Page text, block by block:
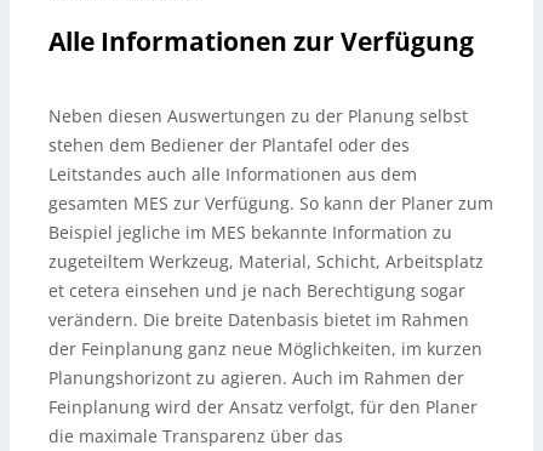
Alle Informationen zur Verfügung
Neben diesen Auswertungen zu der Planung selbst
stehen dem Bediener der Plantafel oder des
Leitstandes auch alle Informationen aus dem
gesamten MES zur Verfügung. So kann der Planer zum
Beispiel jegliche im MES bekannte Information zu
zugeteiltem Werkzeug, Material, Schicht, Arbeitsplatz
et cetera einsehen und je nach Berechtigung sogar
verändern. Die breite Datenbasis bietet im Rahmen
der Feinplanung ganz neue Möglichkeiten, im kurzen
Planungshorizont zu agieren. Auch im Rahmen der
Feinplanung wird der Ansatz verfolgt, für den Planer
die maximale Transparenz über das